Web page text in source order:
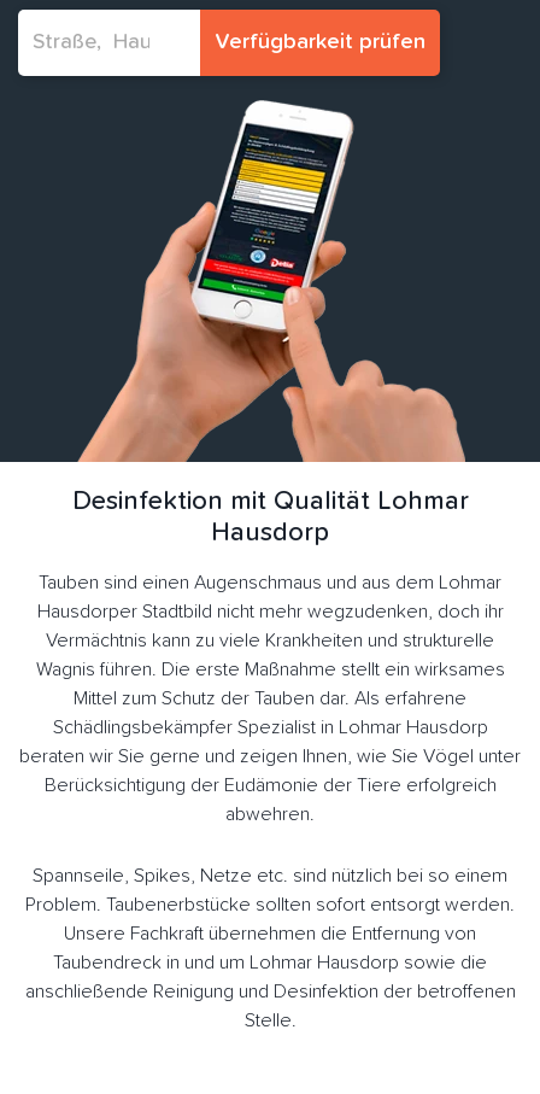
Verfügbarkeit prüfen
Desinfektion mit Qualität Lohmar
Hausdorp
Tauben sind einen Augenschmaus und aus dem Lohmar
Hausdorper Stadtbild nicht mehr wegzudenken, doch ihr
Vermächtnis kann zu viele Krankheiten und strukturelle
Wagnis führen. Die erste Maßnahme stellt ein wirksames
Mittel zum Schutz der Tauben dar. Als erfahrene
Schädlingsbekämpfer Spezialist in Lohmar Hausdorp
beraten wir Sie gerne und zeigen Ihnen, wie Sie Vögel unter
Berücksichtigung der Eudämonie der Tiere erfolgreich
abwehren.
Spannseile, Spikes, Netze etc. sind nützlich bei so einem
Problem. Taubenerbstücke sollten sofort entsorgt werden.
Unsere Fachkraft übernehmen die Entfernung von
Taubendreck in und um Lohmar Hausdorp sowie die
anschließende Reinigung und Desinfektion der betroffenen
Stelle.